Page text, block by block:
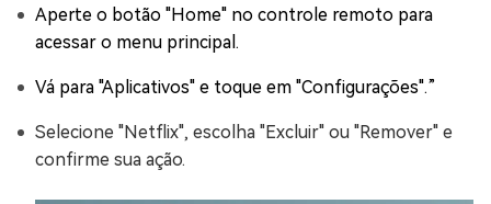
Aperte o botão "Home" no controle remoto para
acessar o menu principal.
Vá para "Aplicativos" e toque em "Configurações".”
Selecione "Netflix", escolha "Excluir" ou "Remover" e
confirme sua ação.